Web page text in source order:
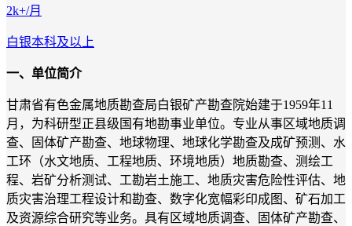
2k+/月
白银本科及以上
一、单位简介
甘肃省有色金属地质勘查局白银矿产勘查院始建于1959年11
月，为科研型正县级国有地勘事业单位。专业从事区域地质调
查、固体矿产勘查、地球物理、地球化学勘查及成矿预测、水
工环（水文地质、工程地质、环境地质）地质勘查、测绘工
程、岩矿分析测试、工勘岩土施工、地质灾害危险性评估、地
质灾害治理工程设计和勘查、数字化宽幅彩印成图、矿石加工
及资源综合研究等业务。具有区域地质调查、固体矿产勘查、